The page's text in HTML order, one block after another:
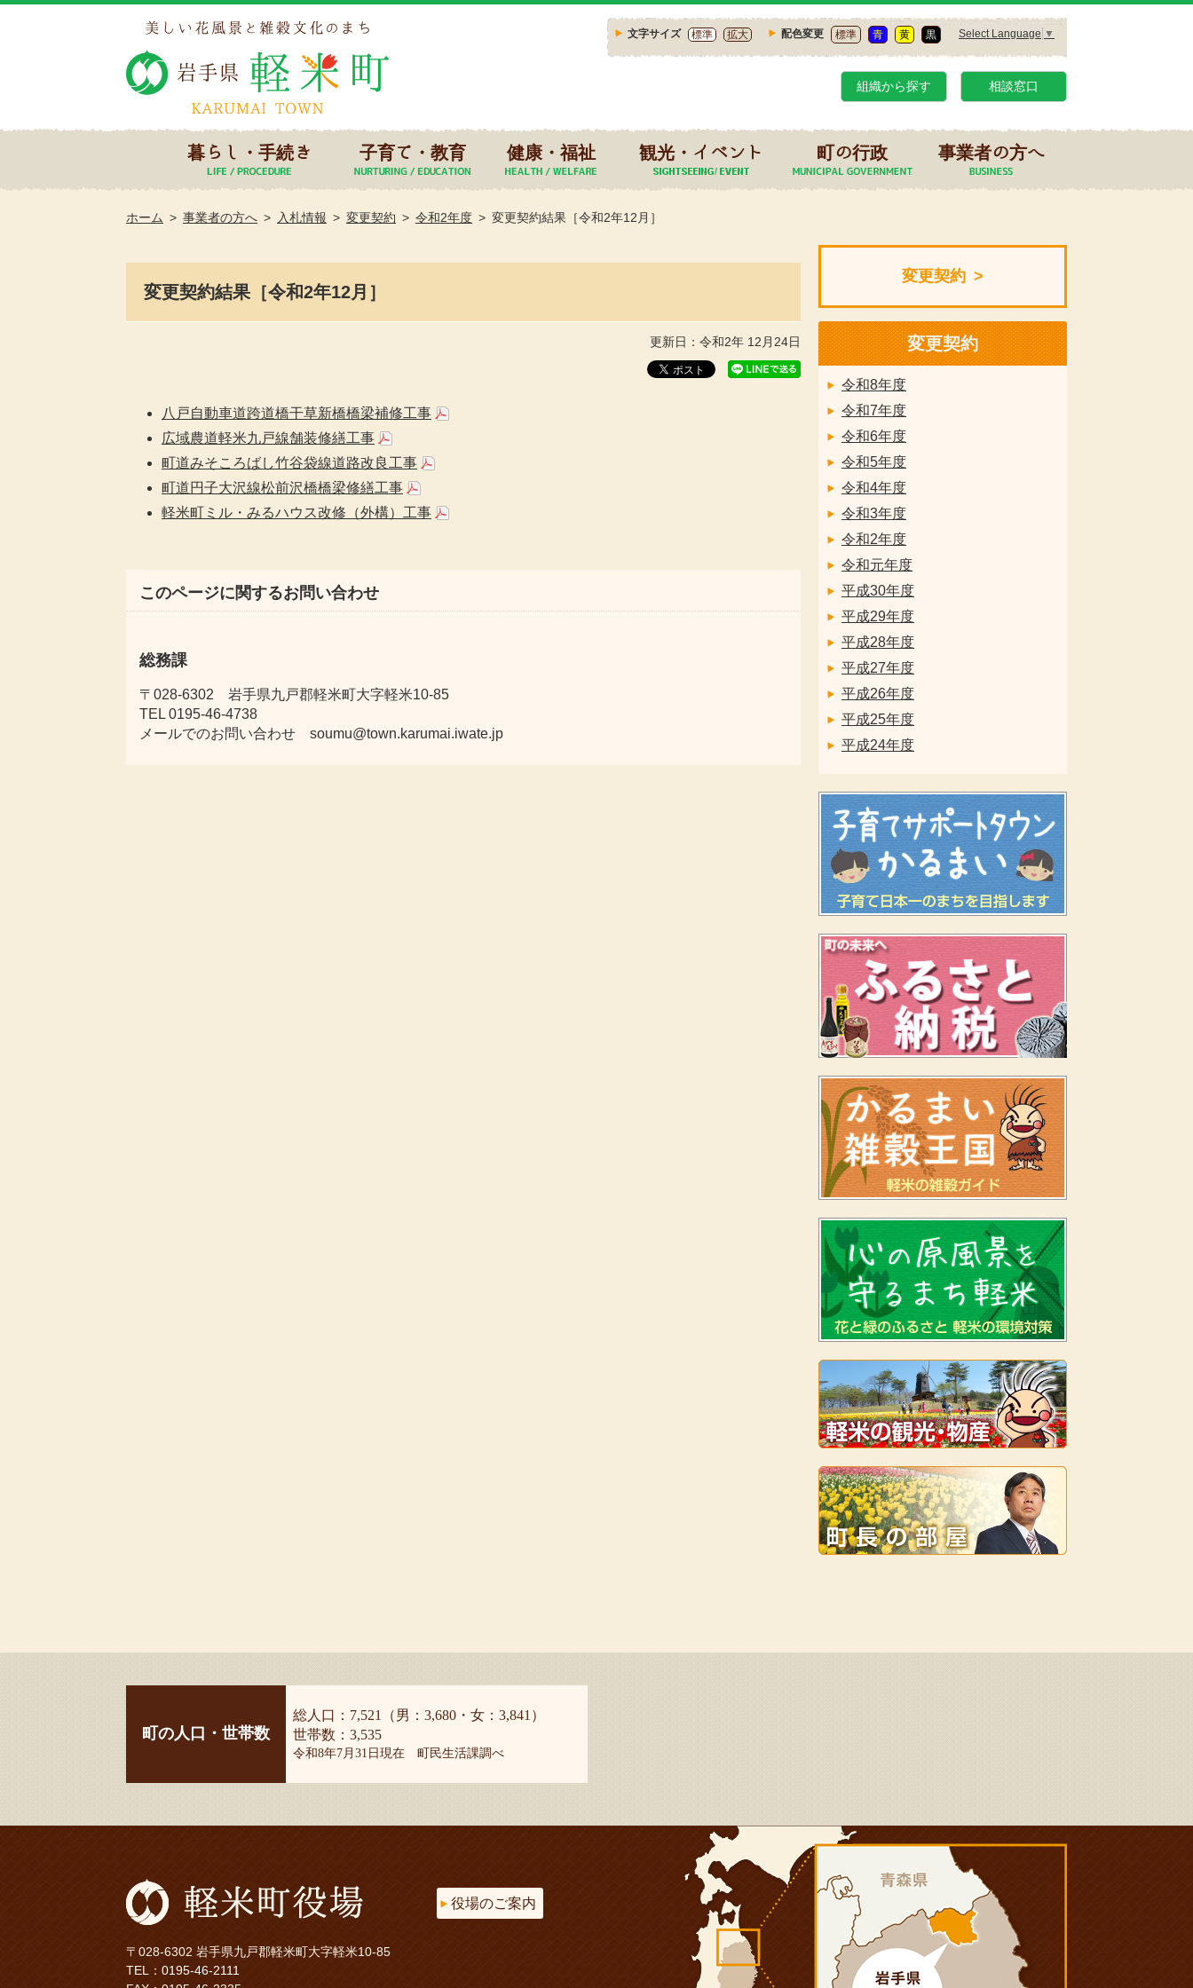
文字サイズ 標準 拡大 配色変更 標準 青 黄 黒 Select Language ▼
組織から探す 相談窓口
暮らし・手続き 子育て・教育 健康・福祉 観光・イベント 町の行政 事業者の方へ
ホーム 事業者の方へ 入札情報 変更契約 令和2年度 変更契約結果［令和2年12月］
変更契約結果［令和2年12月］
更新日：令和2年 12月24日
八戸自動車道跨道橋干草新橋橋梁補修工事
広域農道軽米九戸線舗装修繕工事
町道みそころばし竹谷袋線道路改良工事
町道円子大沢線松前沢橋橋梁修繕工事
軽米町ミル・みるハウス改修（外構）工事
このページに関するお問い合わせ
総務課
〒028-6302 岩手県九戸郡軽米町大字軽米10-85
TEL 0195-46-4738
メールでのお問い合わせ soumu@town.karumai.iwate.jp
変更契約
変更契約
令和8年度
令和7年度
令和6年度
令和5年度
令和4年度
令和3年度
令和2年度
令和元年度
平成30年度
平成29年度
平成28年度
平成27年度
平成26年度
平成25年度
平成24年度
町の人口・世帯数
総人口：7,521（男：3,680・女：3,841）
世帯数：3,535
令和8年7月31日現在 町民生活課調べ
〒028-6302 岩手県九戸郡軽米町大字軽米10-85
TEL： 0195-46-2111
役場のご案内